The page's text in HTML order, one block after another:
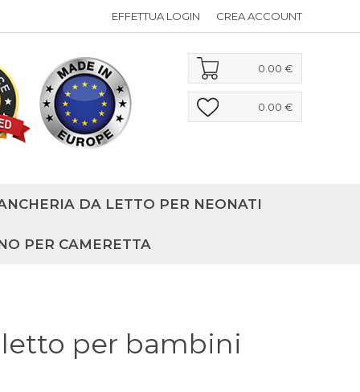
EFFETTUA LOGIN CREA ACCOUNT
0.00 €
0.00 €
DA LETTO PER NEONATI
PER CAMERETTA
per bambini